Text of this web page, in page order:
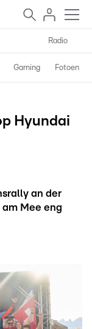
Radio
Gaming Fotoen
Hyundai
an der
Mee eng